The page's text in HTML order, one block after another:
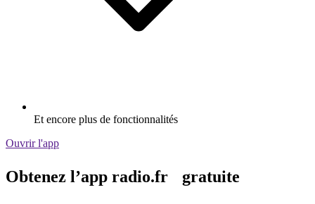
Et encore plus de fonctionnalités
Ouvrir l'app
Obtenez l’app radio.fr gratuite